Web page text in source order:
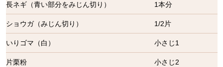
長ネギ（青い部分をみじん切り） 1本分
ショウガ（みじん切り） 1/2片
いりゴマ（白） 小さじ1
片栗粉 小さじ2